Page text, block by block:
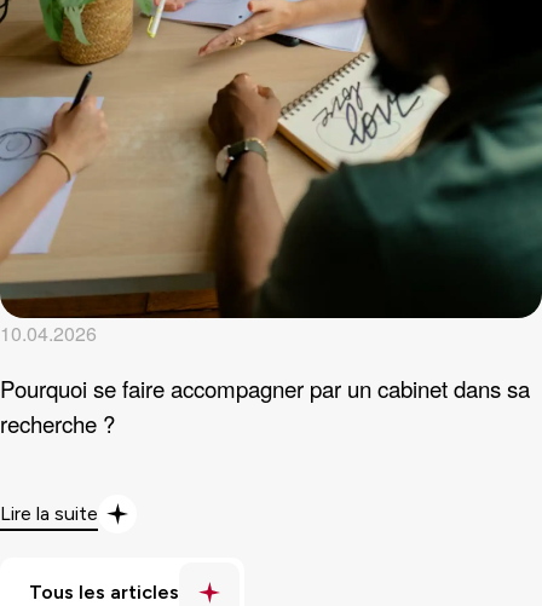
10.04.2026
Pourquoi se faire accompagner par un cabinet dans sa
recherche ?
Lire la suite